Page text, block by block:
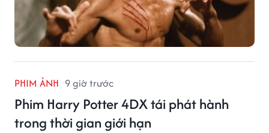
PHIM ẢNH 9 giờ trước
Phim Harry Potter 4DX tái phát hành
trong thời gian giới hạn